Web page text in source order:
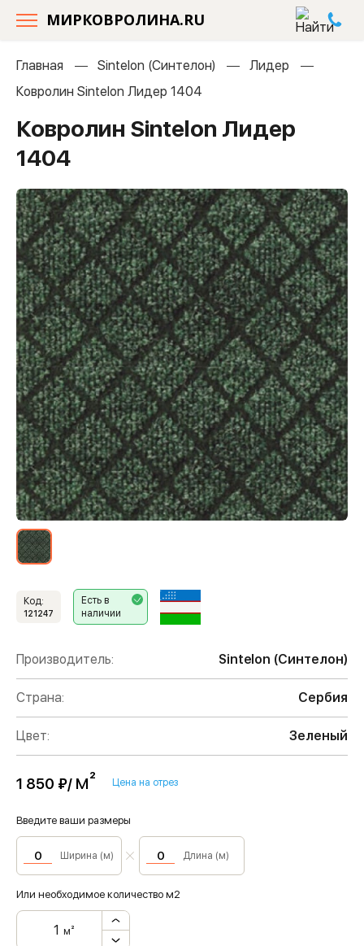
МИРКОВРОЛИНА.RU
Главная Sintelon (Синтелон)
Лидер
Ковролин Sintelon Лидер 1404
Ковролин Sintelon Лидер
1404
Код:
121247
Есть в
наличии
Производитель: Sintelon (Синтелон)
Страна: Сербия
Цвет: Зеленый
1 850 ₽/ м² Цена на отрез
Введите ваши размеры
Ширина (м) Длина (м)
Или необходимое количество м2
м²